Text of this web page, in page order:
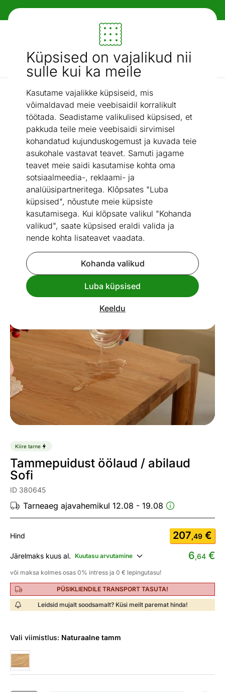
Küpsised on vajalikud nii
sulle kui ka meile
Kasutame vajalikke küpsiseid, mis
võimaldavad meie veebisaidil korralikult
töötada. Seadistame valikulised küpsised, et
pakkuda teile meie veebisaidi sirvimisel
kohandatud kujunduskogemust ja kuvada teie
asukohale vastavat teavet. Samuti jagame
teavet meie saidi kasutamise kohta oma
sotsiaalmeedia-, reklaami- ja
analüüsipartneritega. Klõpsates "Luba
küpsised", nõustute meie küpsiste
kasutamisega. Kui klõpsate valikul "Kohanda
valikud", saate küpsised eraldi valida ja
nende kohta lisateavet vaadata.
Kohanda valikud
Luba küpsised
Keeldu
Paindlikud ja mugavad makseviisid!
Mööbel ja sisustus - ON24
Otsi...
AI otsing
Elutuba / Tammepuidust öölaud / abilaud Sofi
Vaata sarnaseid
Kiire tarne
Tammepuidust öölaud / abilaud
Sofi
ID 380645
Tarneaeg ajavahemikul 12.08 - 19.08
Hind 207,49 €
Järelmaks kuus al. Kuutasu arvutamine 6,64 €
või maksa kolmes osas 0% intress ja 0 € lepingutasu!
PÜSIKLIENDILE TRANSPORT TASUTA!
Leidsid mujalt soodsamalt? Küsi meilt paremat hinda!
Vali viimistlus: Naturaalne tamm